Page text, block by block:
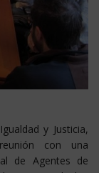
y Justicia,
con una
de Agentes de